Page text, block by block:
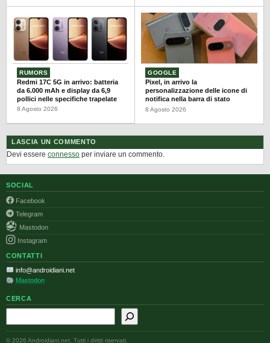
RUMORS
Redmi 17C 5G in arrivo: batteria
da 6.000 mAh e display da 6,9
pollici nelle specifiche trapelate
8 Agosto 2026
GOOGLE
Pixel, in arrivo la
personalizzazione delle icone di
notifica nella barra di stato
8 Agosto 2026
LASCIA UN COMMENTO
Devi essere connesso per inviare un commento.
SOCIAL
Facebook
Telegram
Mastodon
Instagram
CONTATTI
info@androidiani.net
Mastodon
CERCA
© 2026 Androidiani.net. Tutti i diritti riservati.